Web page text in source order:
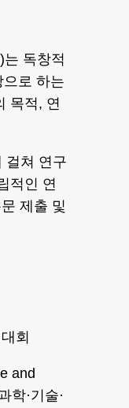
는 독창적
로 하는
목적, 연
걸쳐 연구
적인 연
제출 및
회
and
학·기술·